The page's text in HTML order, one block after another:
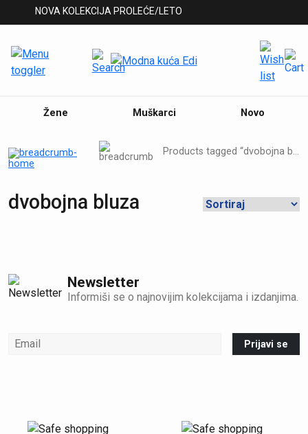
NOVA KOLEKCIJA PROLEĆE/LETO
Žene Muškarci Novo
Products tagged “dvobojna bluza”
dvobojna bluza
Newsletter
Informiši se o najnovijim kolekcijama i izdanjima.
Prijavi se